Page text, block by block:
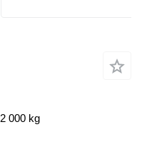
2 000 kg